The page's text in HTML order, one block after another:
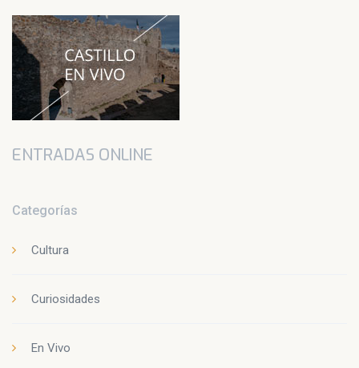
ENTRADAS ONLINE
Categorías
Cultura
Curiosidades
En Vivo